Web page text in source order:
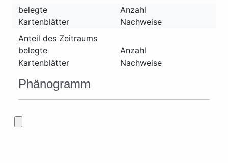
belegte
Kartenblätter
Anzahl
Nachweise
Anteil des Zeitraums
belegte
Kartenblätter
Anzahl
Nachweise
Phänogramm